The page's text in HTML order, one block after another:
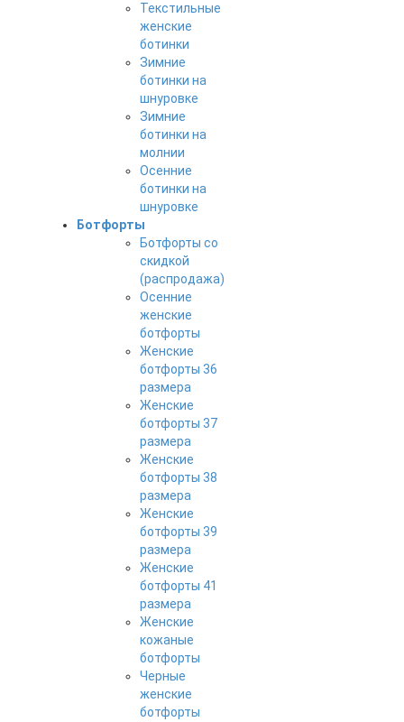
Текстильные
женские
ботинки
Зимние
ботинки на
шнуровке
Зимние
ботинки на
молнии
Осенние
ботинки на
шнуровке
Ботфорты
Ботфорты со
скидкой
(распродажа)
Осенние
женские
ботфорты
Женские
ботфорты 36
размера
Женские
ботфорты 37
размера
Женские
ботфорты 38
размера
Женские
ботфорты 39
размера
Женские
ботфорты 41
размера
Женские
кожаные
ботфорты
Черные
женские
ботфорты